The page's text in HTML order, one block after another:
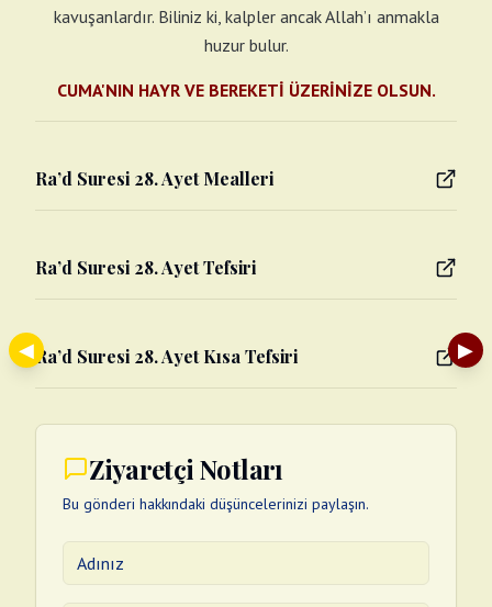
kavuşanlardır. Biliniz ki, kalpler ancak Allah’ı anmakla
huzur bulur.
CUMA'NIN HAYR VE BEREKETİ ÜZERİNİZE OLSUN.
Ra’d Suresi 28. Ayet Mealleri
Ra’d Suresi 28. Ayet Tefsiri
Ra’d Suresi 28. Ayet Kısa Tefsiri
Ziyaretçi Notları
Bu gönderi hakkındaki düşüncelerinizi paylaşın.
◀ ▶